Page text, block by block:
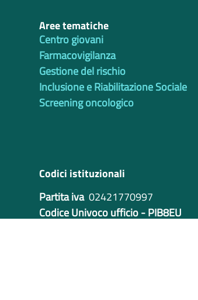
Aree tematiche
Centro giovani
Farmacovigilanza
Gestione del rischio
Inclusione e Riabilitazione Sociale
Screening oncologico
Codici istituzionali
Partita iva 02421770997
Codice Univoco ufficio - PIB8EU